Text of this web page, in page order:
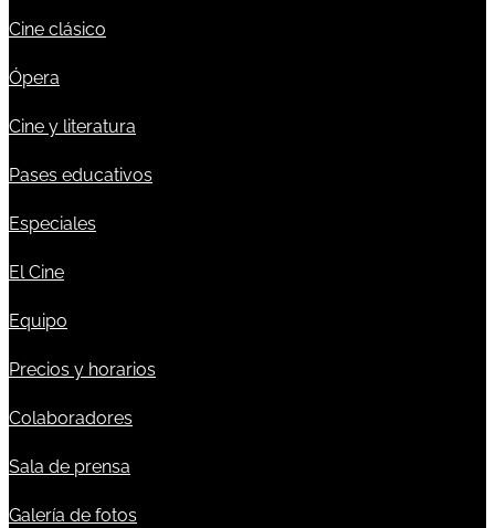
Cine clásico
Ópera
Cine y literatura
Pases educativos
Especiales
El Cine
Equipo
Precios y horarios
Colaboradores
Sala de prensa
Galería de fotos